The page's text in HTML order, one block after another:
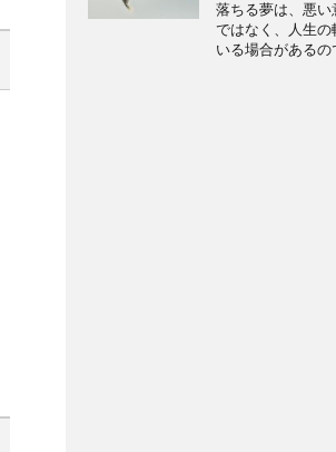
落ちる夢は、悪い
ではなく、人生の
いる場合がある